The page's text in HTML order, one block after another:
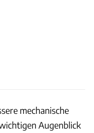
mechanische
Augenblick